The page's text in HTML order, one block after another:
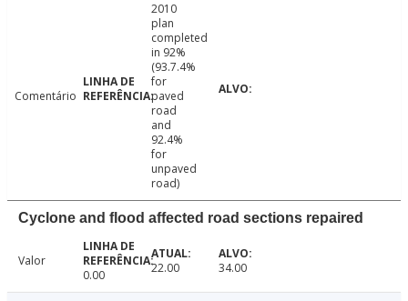
Comentário
2010
plan
completed
in 92%
(93.7.4%
for
paved
road
and
92.4%
for
unpaved
road)
Cyclone and flood affected road sections repaired
Valor
0.00
22.00 34.00